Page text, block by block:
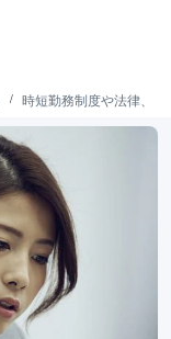
時短勤務制度や法律、